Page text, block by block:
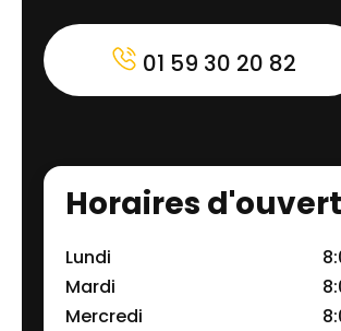
01 59 30 20 82
Horaires
Lundi
Mardi
Mercredi